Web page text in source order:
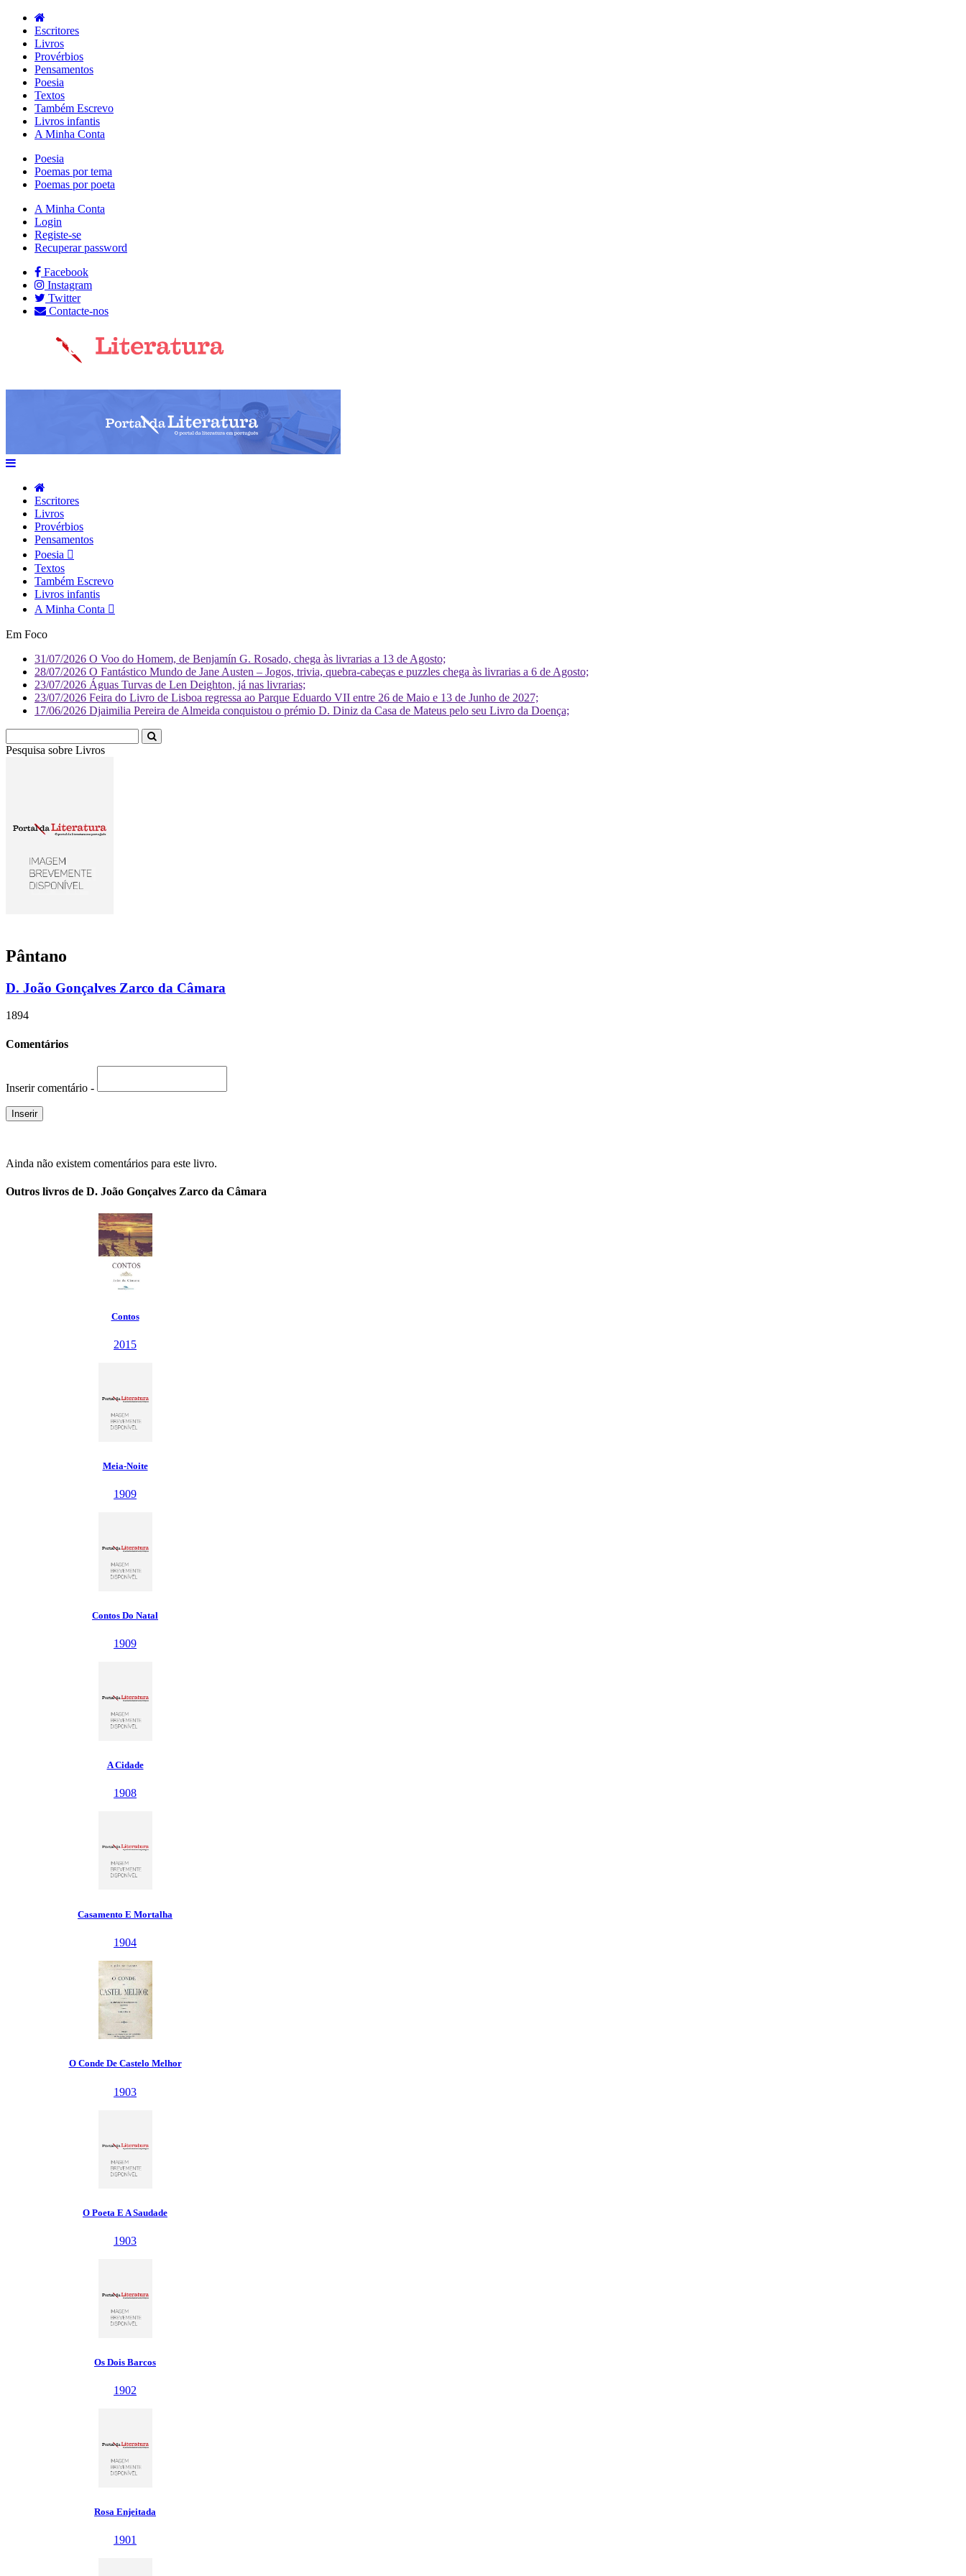
Escritores
Livros
Provérbios
Pensamentos
Poesia
Textos
Também Escrevo
Livros infantis
A Minha Conta
Poesia
Poemas por tema
Poemas por poeta
A Minha Conta
Login
Registe-se
Recuperar password
Facebook
Instagram
Twitter
Contacte-nos
Escritores
Livros
Provérbios
Pensamentos
Poesia
Textos
Também Escrevo
Livros infantis
A Minha Conta
Em Foco
31/07/2026 O Voo do Homem, de Benjamín G. Rosado, chega às livrarias a 13 de Agosto;
28/07/2026 O Fantástico Mundo de Jane Austen – Jogos, trivia, quebra-cabeças e puzzles chega às livrarias a 6 de Agosto;
23/07/2026 Águas Turvas de Len Deighton, já nas livrarias;
23/07/2026 Feira do Livro de Lisboa regressa ao Parque Eduardo VII entre 26 de Maio e 13 de Junho de 2027;
17/06/2026 Djaimilia Pereira de Almeida conquistou o prémio D. Diniz da Casa de Mateus pelo seu Livro da Doença;
Pesquisa sobre Livr
Pântano
D. João Gonçalves Zarco da Câmara
1894
Comentários
Inserir comentário -
Ainda não existem comentários para este livro.
Outros livros de D. João Gonçalves Zarco da Câmara
Contos
2015
Meia-Noite
1909
Contos Do Natal
1909
A Cidade
1908
Casamento E Mortalha
1904
O Conde De Castelo Melhor
1903
O Poeta E A Saudade
1903
Os Dois Barcos
1902
Rosa Enjeitada
1901